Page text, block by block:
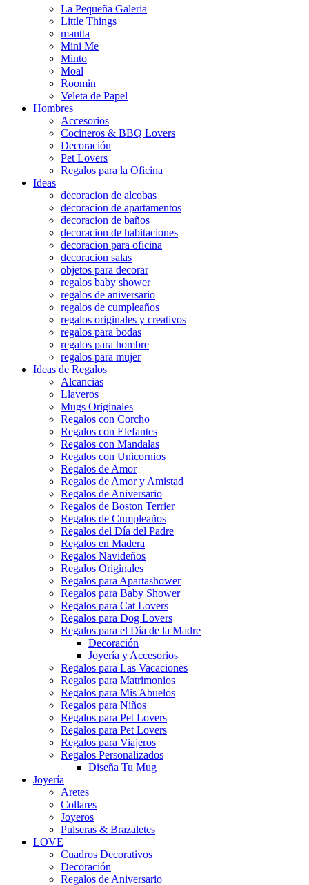
La Pequeña Galeria
Little Things
mantta
Mini Me
Minto
Moal
Roomin
Veleta de Papel
Hombres
Accesorios
Cocineros & BBQ Lovers
Decoración
Pet Lovers
Regalos para la Oficina
Ideas
decoracion de alcobas
decoracion de apartamentos
decoracion de baños
decoracion de habitaciones
decoracion para oficina
decoracion salas
objetos para decorar
regalos baby shower
regalos de aniversario
regalos de cumpleaños
regalos originales y creativos
regalos para bodas
regalos para hombre
regalos para mujer
Ideas de Regalos
Alcancias
Llaveros
Mugs Originales
Regalos con Corcho
Regalos con Elefantes
Regalos con Mandalas
Regalos con Unicornios
Regalos de Amor
Regalos de Amor y Amistad
Regalos de Aniversario
Regalos de Boston Terrier
Regalos de Cumpleaños
Regalos del Día del Padre
Regalos en Madera
Regalos Navideños
Regalos Originales
Regalos para Apartashower
Regalos para Baby Shower
Regalos para Cat Lovers
Regalos para Dog Lovers
Regalos para el Día de la Madre
Decoración
Joyería y Accesorios
Regalos para Las Vacaciones
Regalos para Matrimonios
Regalos para Mis Abuelos
Regalos para Niños
Regalos para Pet Lovers
Regalos para Pet Lovers
Regalos para Viajeros
Regalos Personalizados
Diseña Tu Mug
Joyería
Aretes
Collares
Joyeros
Pulseras & Brazaletes
LOVE
Cuadros Decorativos
Decoración
Regalos de Aniversario